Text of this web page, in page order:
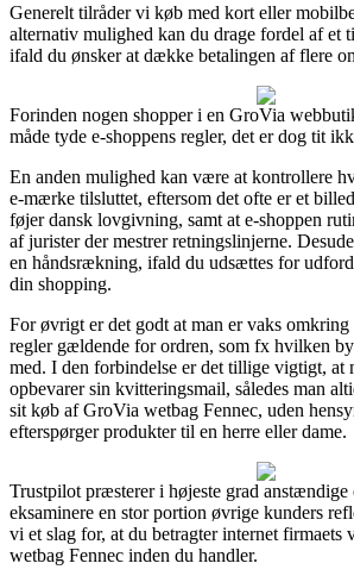
Generelt tilråder vi køb med kort eller
alternativ mulighed kan du drage fordel af
ifald du ønsker at dække betalingen af flere
Forinden nogen shopper i en GroVia
måde tyde e-shoppens regler, det er dog tit
En anden mulighed kan være at kontrollere
e-mærke tilsluttet, eftersom det ofte er et
føjer dansk lovgivning, samt at e-shoppen
af jurister der mestrer retningslinjerne.
en håndsrækning, ifald du udsættes for
din shopping.
For øvrigt er det godt at man er vaks omkring
regler gældende for ordren, som fx hvilken
med. I den forbindelse er det tillige vigtigt, at
opbevarer sin kvitteringsmail, således man
sit køb af GroVia wetbag Fennec, uden
efterspørger produkter til en herre eller dame.
Trustpilot præsterer i højeste grad anstændige
eksaminere en stor portion øvrige kunders
vi et slag for, at du betragter internet firmaets
wetbag Fennec inden du handler.